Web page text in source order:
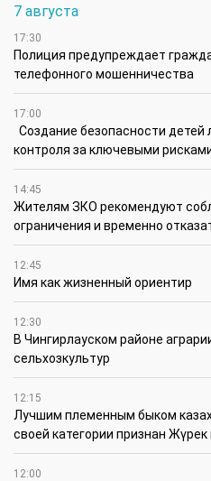
7 августа
17:30
Полиция предупреждает
телефонного мошенничества
17:00
Создание безопасности детей
контроля за ключевыми
14:45
Жителям ЗКО рекомендуют
ограничения и временно
12:45
Имя как жизненный ориентир
12:30
В Чингирлауском районе
сельхозкультур
12:15
Лучшим племенным быком
своей категории признан
12:00